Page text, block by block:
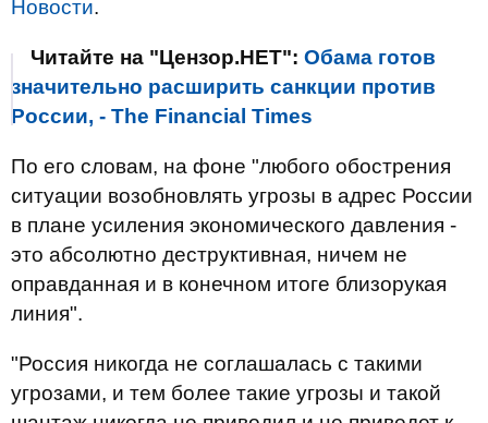
Новости.
Читайте на "Цензор.НЕТ": Обама готов
значительно расширить санкции против
России, - The Financial Times
По его словам, на фоне "любого обострения
ситуации возобновлять угрозы в адрес России
в плане усиления экономического давления -
это абсолютно деструктивная, ничем не
оправданная и в конечном итоге близорукая
линия".
"Россия никогда не соглашалась с такими
угрозами, и тем более такие угрозы и такой